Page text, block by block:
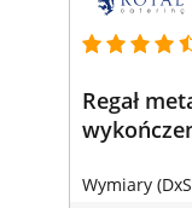
Regał
Wymiary